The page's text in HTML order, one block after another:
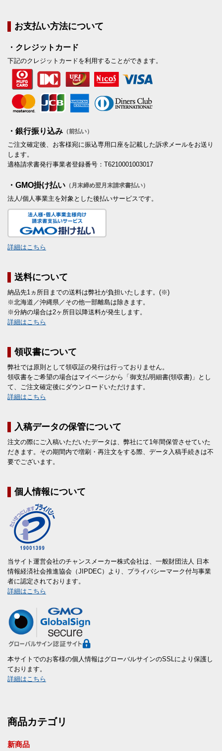
お支払い方法について
・クレジットカード
下記のクレジットカードを利用することができます。
・銀行振り込み （前払い）
ご注文確定後、お客様宛に振込専用口座を記載した訴求メールをお送り
します。
適格請求書発行事業者登録番号：T6210001003017
・GMO掛け払い （月末締め翌月末請求書払い）
法人/個人事業主を対象とした後払いサービスです。
詳細はこちら
送料について
納品先1ヵ所目までの送料は弊社が負担いたします。(※)
※北海道／沖縄県／その他一部離島は除きます。
※分納の場合は2ヶ所目以降送料が発生します。
詳細はこちら
領収書について
弊社では原則として領収証の発行は行っておりません。
領収書をご希望の場合はマイページから「御支払明細書(領収書)」とし
て、ご注文確定後にダウンロードいただけます。
詳細はこちら
入稿データの保管について
注文の際にご入稿いただいたデータは、弊社にて1年間保管させていた
だきます。その期間内で増刷・再注文をする際、データ入稿手続きは不
要でございます。
個人情報について
当サイト運営会社のチャンスメーカー株式会社は、一般財団法人 日本
情報経済社会推進協会（JIPDEC）より、プライバシーマーク付与事業
者に認定されております。
詳細はこちら
本サイトでのお客様の個人情報はグローバルサインのSSLにより保護し
ております。
詳細はこちら
商品カテゴリ
新商品